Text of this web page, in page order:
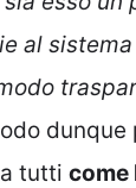
al
dunque
tutti come